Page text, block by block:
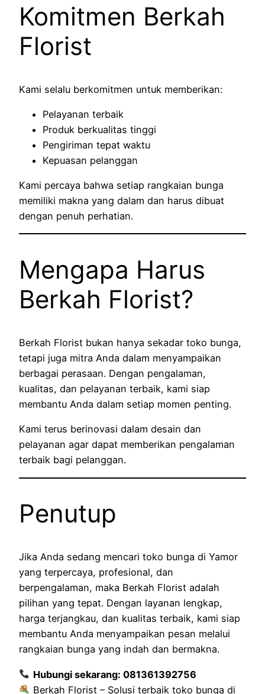
Komitmen Berkah
Florist
Kami selalu berkomitmen untuk memberikan:
Pelayanan terbaik
Produk berkualitas tinggi
Pengiriman tepat waktu
Kepuasan pelanggan
Kami percaya bahwa setiap rangkaian bunga
memiliki makna yang dalam dan harus dibuat
dengan penuh perhatian.
Mengapa Harus
Berkah Florist?
Berkah Florist bukan hanya sekadar toko bunga,
tetapi juga mitra Anda dalam menyampaikan
berbagai perasaan. Dengan pengalaman,
kualitas, dan pelayanan terbaik, kami siap
membantu Anda dalam setiap momen penting.
Kami terus berinovasi dalam desain dan
pelayanan agar dapat memberikan pengalaman
terbaik bagi pelanggan.
Penutup
Jika Anda sedang mencari toko bunga di Yamor
yang terpercaya, profesional, dan
berpengalaman, maka Berkah Florist adalah
pilihan yang tepat. Dengan layanan lengkap,
harga terjangkau, dan kualitas terbaik, kami siap
membantu Anda menyampaikan pesan melalui
rangkaian bunga yang indah dan bermakna.
Hubungi sekarang: 081361392756
Berkah Florist – Solusi terbaik toko bunga di